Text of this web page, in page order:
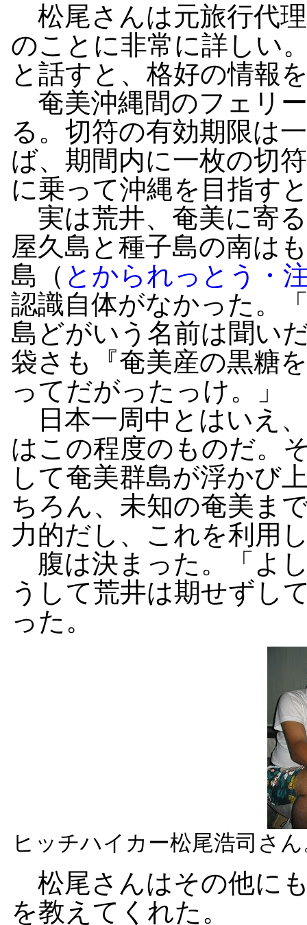
松尾さんは元旅行代
のことに非常に詳しい
と話すと、格好の情報
奄美沖縄間のフェリ
る。切符の有効期限は
ば、期間内に一枚の切
に乗って沖縄を目指す
実は荒井、奄美に寄
屋久島と種子島の南は
島（ とかられっとう・
認識自体がなかった。
島どがいう名前は聞い
袋さも『奄美産の黒糖
ってだがったっけ。」
日本一周中とはいえ
はこの程度のものだ。
して奄美群島が浮かび
ちろん、未知の奄美ま
力的だし、これを利用
腹は決まった。「よ
うして荒井は期せずし
った。
ヒッチハイカー松尾浩司さ
松尾さんはその他に
を教えてくれた。